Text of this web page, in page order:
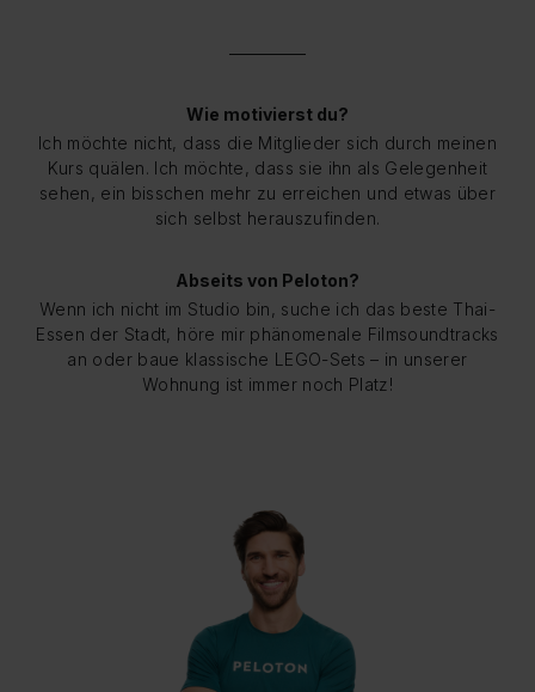
Wie motivierst du?
Ich möchte nicht, dass die Mitglieder sich durch meinen
Kurs quälen. Ich möchte, dass sie ihn als Gelegenheit
sehen, ein bisschen mehr zu erreichen und etwas über
sich selbst herauszufinden.
Abseits von Peloton?
Wenn ich nicht im Studio bin, suche ich das beste Thai-
Essen der Stadt, höre mir phänomenale Filmsoundtracks
an oder baue klassische LEGO-Sets – in unserer
Wohnung ist immer noch Platz!